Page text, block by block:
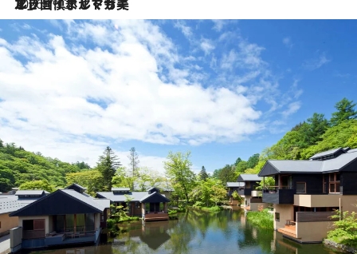
2026.7.13
エッセイ・ヤマザキマリ「慎ましくも美しき国 ポルトガル」